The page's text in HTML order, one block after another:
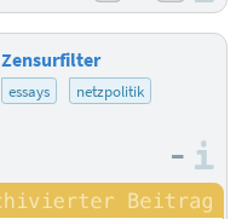
essays
netzpolitik
–